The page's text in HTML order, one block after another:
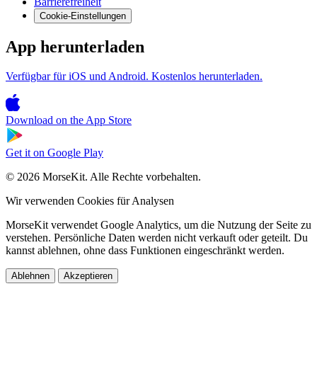
Cookie-Einstellungen
App herunterladen
Verfügbar für iOS und Android. Kostenlos herunterladen.
Download on theApp Store
Get it on Google Play
© 2026 MorseKit. Alle Rechte vorbehalten.
Wir verwenden Cookies für Analysen
MorseKit verwendet Google Analytics, um die Nutzung der Seite zu
verstehen. Persönliche Daten werden nicht verkauft oder geteilt. Du
kannst ablehnen, ohne dass Funktionen eingeschränkt werden.
Ablehnen Akzeptieren